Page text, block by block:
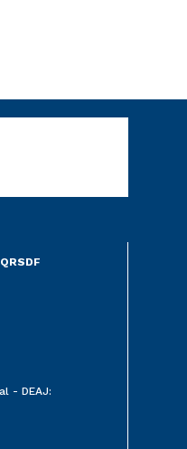
- DEAJ: